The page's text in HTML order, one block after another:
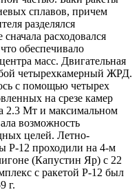
сплавов, причем
разделялся
расходовался
обеспечивало
масс. Двигательная
четырехкамерный ЖРД.
с помощью четырех
на срезе камер
2.3 Мт и максимальном
возможность
целей. Летно-
Р-12 проходили на 4-м
(Капустин Яр) с 22
с ракетой Р-12 был
г.